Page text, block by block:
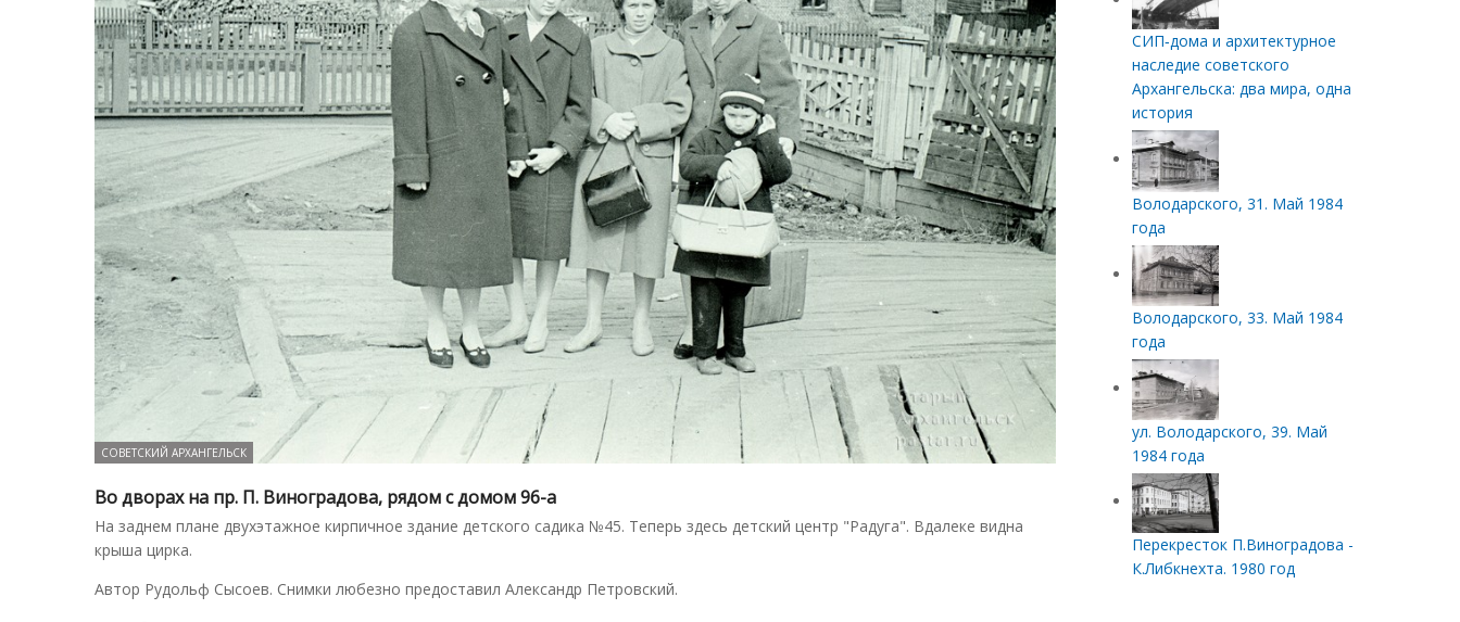
СОВЕТСКИЙ АРХАНГЕЛЬСК
Во дворах на пр. П. Виноградова, рядом с домом 96-а
На заднем плане двухэтажное кирпичное здание детского садика №45. Теперь здесь детский центр "Радуга". Вдалеке видна
крыша цирка.
Автор Рудольф Сысоев. Снимки любезно предоставил Александр Петровский.
СИП‑дома и архитектурное
наследие советского
Архангельска: два мира, одна
история
Володарского, 31. Май 1984
года
Володарского, 33. Май 1984
года
ул. Володарского, 39. Май
1984 года
Перекресток П.Виноградова -
К.Либкнехта. 1980 год